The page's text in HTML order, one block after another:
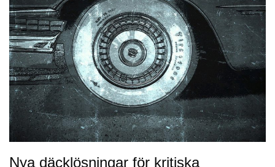
Nya däcklösningar för kritiska